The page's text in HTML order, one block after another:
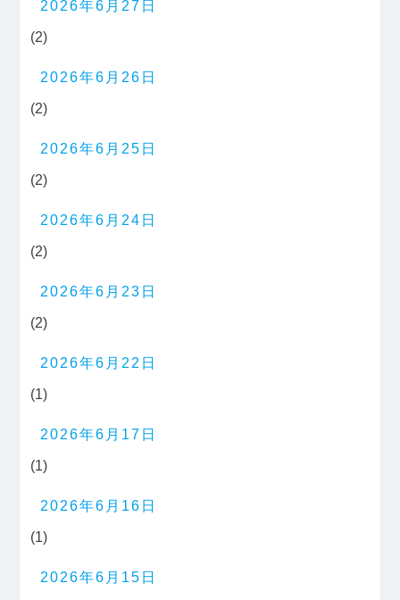
2026年6月27日
(2)
2026年6月26日
(2)
2026年6月25日
(2)
2026年6月24日
(2)
2026年6月23日
(2)
2026年6月22日
(1)
2026年6月17日
(1)
2026年6月16日
(1)
2026年6月15日